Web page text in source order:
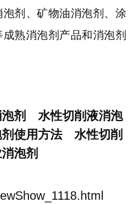
剂、矿物油消泡剂、涂
熟消泡剂产品和消泡剂
泡剂 水性切削液消泡
使用方法 水性切削
泡剂